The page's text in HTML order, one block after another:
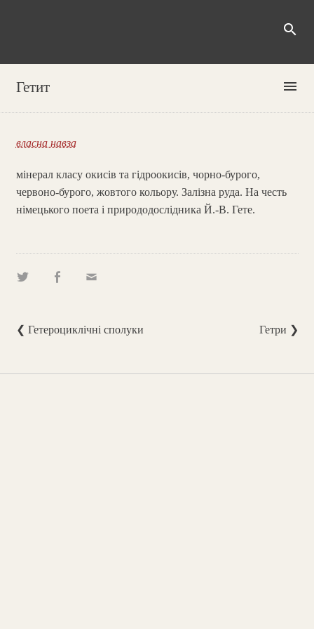
search
Гетит menu
власна навза
мінерал класу окисів та гідроокисів, чорно-бурого,
червоно-бурого, жовтого кольору. Залізна руда. На честь
німецького поета і природодослідника Й.-В. Гете.
❮ Гетероциклічні сполуки Гетри ❯